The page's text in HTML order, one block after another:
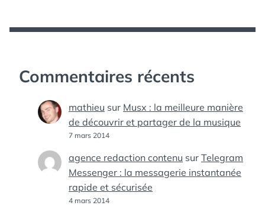
Commentaires récents
mathieu sur Musx : la meilleure manière
de découvrir et partager de la musique
7 mars 2014
agence redaction contenu sur Telegram
Messenger : la messagerie instantanée
rapide et sécurisée
4 mars 2014